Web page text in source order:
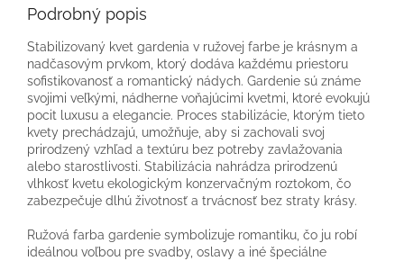
Podrobný popis
Stabilizovaný kvet gardenia v ružovej farbe je krásnym a
nadčasovým prvkom, ktorý dodáva každému priestoru
sofistikovanosť a romantický nádych. Gardenie sú známe
svojimi veľkými, nádherne voňajúcimi kvetmi, ktoré evokujú
pocit luxusu a elegancie. Proces stabilizácie, ktorým tieto
kvety prechádzajú, umožňuje, aby si zachovali svoj
prirodzený vzhľad a textúru bez potreby zavlažovania
alebo starostlivosti. Stabilizácia nahrádza prirodzenú
vlhkosť kvetu ekologickým konzervačným roztokom, čo
zabezpečuje dlhú životnosť a trvácnosť bez straty krásy.
Ružová farba gardenie symbolizuje romantiku, čo ju robí
ideálnou voľbou pre svadby, oslavy a iné špeciálne